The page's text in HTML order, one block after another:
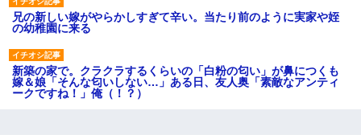
兄の新しい嫁がやらかしすぎて辛い。当たり前のように実家や姪
の幼稚園に来る
新築の家で。クラクラするくらいの「白粉の匂い」が鼻につくも
嫁＆娘「そんな匂いしない…」ある日、友人奥「素敵なアンティ
ークですね！」俺（！？）